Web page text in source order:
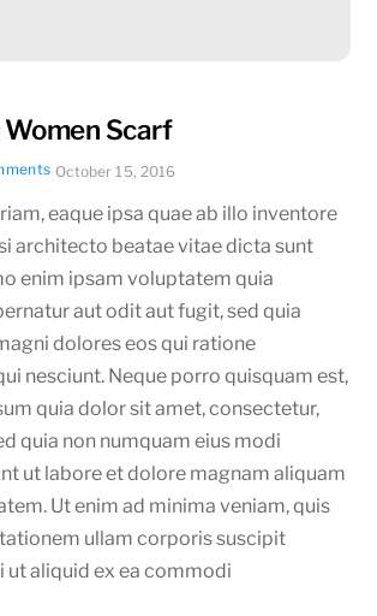
Scarf
October 15, 2016
eaque ipsa quae ab illo inventore
architecto beatae vitae dicta sunt
enim ipsam voluptatem quia
aut odit aut fugit, sed quia
dolores eos qui ratione
nesciunt. Neque porro quisquam est,
quia dolor sit amet, consectetur,
quia non numquam eius modi
ut labore et dolore magnam aliquam
Ut enim ad minima veniam, quis
ullam corporis suscipit
ut aliquid ex ea commodi